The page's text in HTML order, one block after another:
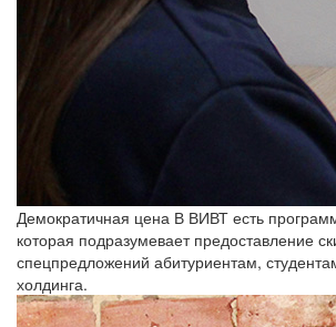
Демократичная цена В ВИВТ есть
которая подразумевает предоставление
спецпредложений абитуриентам,
холдинга.